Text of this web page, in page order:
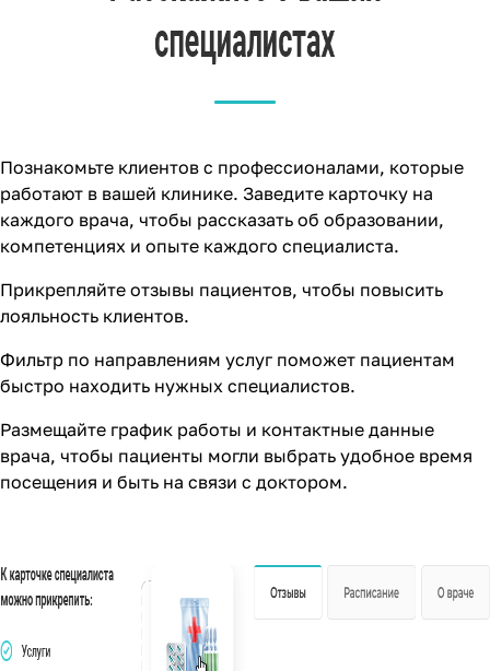
Познакомьте клиентов с профессионалами, которые
работают в вашей клинике. Заведите карточку на
каждого врача, чтобы рассказать об образовании,
компетенциях и опыте каждого специалиста.
Прикрепляйте отзывы пациентов, чтобы повысить
лояльность клиентов.
Фильтр по направлениям услуг поможет пациентам
быстро находить нужных специалистов.
Размещайте график работы и контактные данные
врача, чтобы пациенты могли выбрать удобное время
посещения и быть на связи с доктором.